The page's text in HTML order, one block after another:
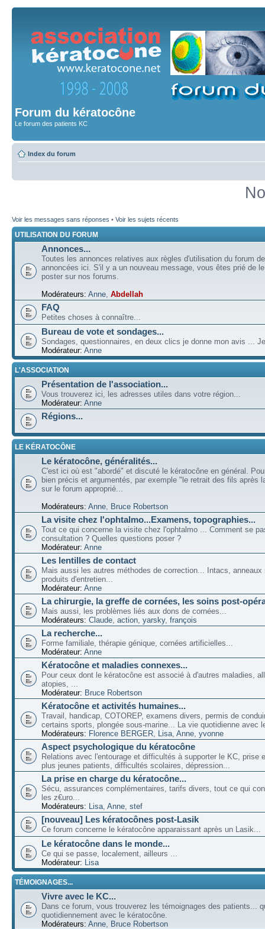
Forum du kératocône
Le forum des patients KC
Index du forum
Voir les messages sans réponses • Voir les sujets récents
UTILISATION DU FORUM
Annonces...
Toutes les annonces relatives aux règles d'utilisation du forum
annoncées ici. S'il y a un nouveau message, vous êtes prié de
poster sur nos forums.
Modérateurs: Anne, Abdellah
FAQ
Petites choses à connaître...
Bureau de vote et sondages...
Sondages, questionnaires, en deux clics je donne mon avis ...
Modérateur: Anne
L'ASSOCIATION
Présentation de l'association...
Vous trouverez ici, les adresses utiles dans votre région...
Modérateur: Anne
Régions...
LE KÉRATOCÔNE
Le kératocône, généralités...
C'est ici où est "abordé" et discuté le kératocône en général.
bien précis et argumentés, par exemple "le retrait des fils après
sur le forum approprié...
Modérateurs: Anne, Bruce Robertson
La visite chez l'ophtalmo...Examens, topographies...
Tout ce qui concerne la visite chez l'ophtalmo ... Comment se
consultation ? Quelles questions poser ?
Modérateur: Anne
Les lentilles de contact
Mais aussi les autres méthodes de correction... Intacs, anneaux
produits d'entretien...
Modérateur: Anne
La chirurgie, la greffe de cornées, les soins post-
Mais aussi, les problèmes liés aux dons de cornées...
Modérateurs: Claude, action, yarsky, françois
La recherche...
Forme familiale, thérapie génique, cornées artificielles...
Modérateur: Anne
Kératocône et maladies connexes...
Pour ceux dont le kératocône est associé à d'autres maladies,
atopies, ...
Modérateur: Bruce Robertson
Kératocône et activités humaines...
Travail, handicap, COTOREP, examens divers, permis de
certains sports, plongée sous-marine... La vie quotidienne avec
Modérateurs: Florence BERGER, Lisa, Anne, yvonne
Aspect psychologique du kératocône
Relations avec l'entourage et difficultés à supporter le KC, prise
plus jeunes patients, difficultés scolaires, dépression...
La prise en charge du kératocône...
Sécu, assurances complémentaires, tarifs divers, tout ce qui
les z€uro...
Modérateurs: Lisa, Anne, stef
[nouveau] Les kératocônes post-Lasik
Ce forum concerne le kératocône apparaissant après un Lasik...
Le kératocône dans le monde...
Ce qui se passe, localement, ailleurs ...
Modérateur: Lisa
TÉMOIGNAGES...
Vivre avec le KC...
Dans ce forum, vous trouverez les témoignages des patients...
quotidiennement avec le kératocône.
Modérateurs: Anne, Bruce Robertson